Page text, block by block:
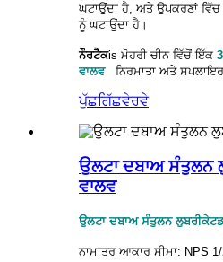
ਘਟਾਉਂਦਾ ਹੈ, ਅਤੇ ਉਪਕਰਣਾਂ ਵਿੱਚ
ਨੂੰ ਘਟਾਉਂਦਾ ਹੈ।
ਨੌਰਟੈਕis ਮੋਹਰੀ ਚੀਨ ਵਿੱਚੋਂ ਇੱਕ
ਵਾਲਵ
ਨਿਰਮਾਤਾ ਅਤੇ
ਪੁੱਛਗਿੱਛਵੇਰਵੇ
ਉਲਟਾ ਦਬਾਅ ਸੰਤੁਲਨ
ਵਾਲਵ
ਉਲਟਾ ਦਬਾਅ ਸੰਤੁਲਨ
ਨਾਮਾਤਰ ਆਕਾਰ ਸੀਮਾ: NPS 1/